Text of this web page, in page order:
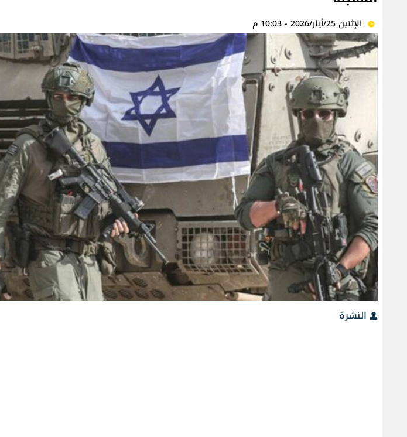
الإثنين 25/أيار/2026 - 10:03 م
النشرة